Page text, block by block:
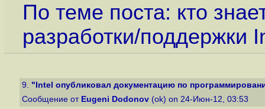
По теме поста: кто
разработки/поддержки
9. "Intel опубликовал документацию по
Сообщение от Eugeni Dodonov (ok) on 24-Июн-12, 03:53